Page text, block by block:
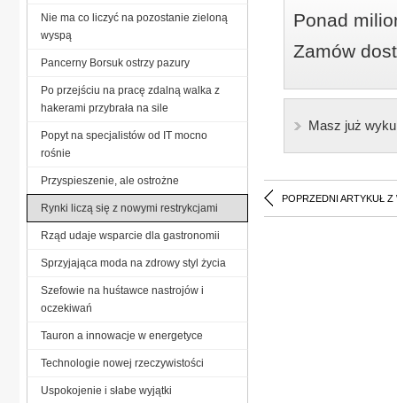
Ponad
Zamów
Masz już
POPRZEDNI ARTYKUŁ Z
Nie ma co liczyć na pozostanie zieloną
wyspą
Pancerny Borsuk ostrzy pazury
Po przejściu na pracę zdalną walka z
hakerami przybrała na sile
Popyt na specjalistów od IT mocno
rośnie
Przyspieszenie, ale ostrożne
Rynki liczą się z nowymi restrykcjami
Rząd udaje wsparcie dla gastronomii
Sprzyjająca moda na zdrowy styl życia
Szefowie na huśtawce nastrojów i
oczekiwań
Tauron a innowacje w energetyce
Technologie nowej rzeczywistości
Uspokojenie i słabe wyjątki